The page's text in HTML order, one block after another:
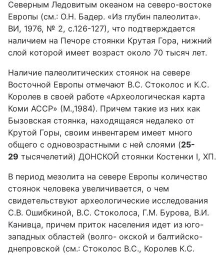
Северным Ледовитым океаном на северо-востоке
Европы (см.: О.Н. Бадер. «Из глубин палеолита».
ВИ, 1976, № 2, с.126-127), что подтверждается
наличием на Печоре стоянки Крутая Гора, нижний
слой которой имеет возраст около 70 тысяч лет.
Наличие палеолитических стоянок на севере
Восточной Европы отмечают В.С. Стоколос и К.С.
Королев в своей работе «Археологическая карта
Коми АССР» (М.,1984). Причем такие из них как
Бызовская стоянка, находящаяся недалеко от
Крутой Горы, своим инвентарем имеет много
общего с одновозрастными с ней слоями (25-
29 тысячелетий) ДОНСКОЙ стоянки Костенки I, ХП.
В период мезолита на севере Европы количество
стоянок человека увеличивается, о чем
свидетельствуют археологические исследования
С.В. Ошибкиной, В.С. Стоколоса, Г.М. Бурова, В.И.
Канивца, причем приток населения идет из юго-
западных областей (волго- окской и балтийско-
днепровской (см.: Стоколос B.C., Королев К.С.